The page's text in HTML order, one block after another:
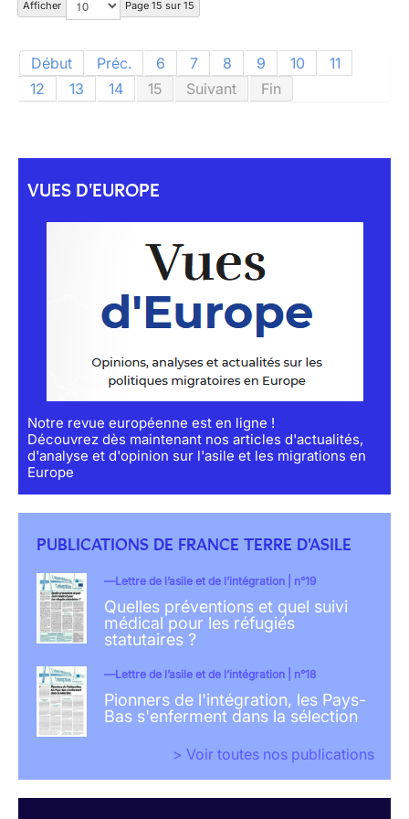
Afficher Page 15 sur 15
Début Préc. 6 7 8 9 10
11
12
13 14 15 Suivant Fin
VUES D'EUROPE
Notre revue européenne est en ligne !
Découvrez dès maintenant nos articles d'actualités,
d'analyse et d'opinion sur l'asile et les migrations en
Europe
PUBLICATIONS DE FRANCE TERRE D'ASILE
Lettre de l’asile et de l’intégration | n°19
Quelles préventions et quel suivi
médical pour les réfugiés
statutaires ?
Lettre de l’asile et de l’intégration | n°18
Pionners de l'intégration, les Pays-
Bas s'enferment dans la sélection
> Voir toutes nos publications